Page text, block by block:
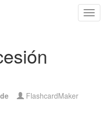
FlashcardMaker